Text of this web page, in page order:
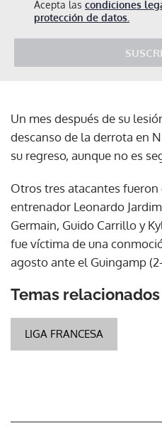
Acepta las condiciones
protección de datos.
Un mes después de su
descanso de la derrota en
su regreso, aunque no es
Otros tres atacantes
entrenador Leonardo
Germain, Guido Carrillo y
fue víctima de una
agosto ante el Guingamp
Temas relacionados
LIGA FRANCESA